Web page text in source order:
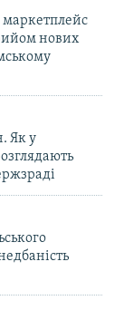
маркетплейс
нових
Як у